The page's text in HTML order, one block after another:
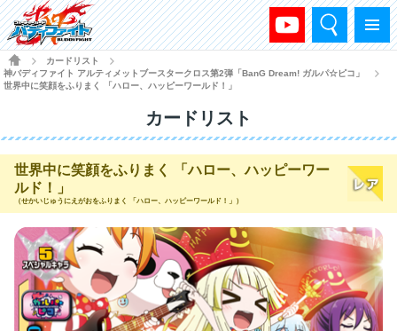
メニュー
検索
HOME
カードリスト
神バディファイト アルティメットブースタークロス第2弾「BanG Dream! ガルパ☆ピコ」
世界中に笑顔をふりまく 「ハロー、ハッピーワールド！」
カードリスト
世界中に笑顔をふりまく 「ハロー、ハッピーワー
ルド！」
（せかいじゅうにえがおをふりまく 「ハロー、ハッピーワールド！」）